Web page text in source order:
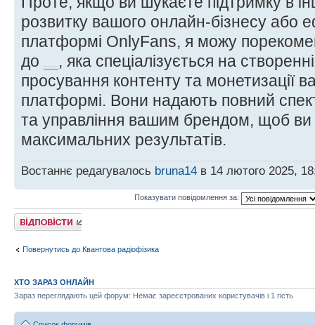
розвитку вашого онлайн-бізнесу або
платформі OnlyFans, я можу
до
, яка спеціалізується на
просування контенту та монетизації
платформі. Вони надають повний
та управління вашим брендом, щоб ви
максимальних результатів.
Востаннє редагувалось bruna14 в 14 лютого 2025,
Показувати повідомлення за:
Відповісти
Повернутись до Квантова радіофізика
ХТО ЗАРАЗ ОНЛАЙН
Зараз переглядають цей форум: Немає зареєстрованих користувачів і 1 гість